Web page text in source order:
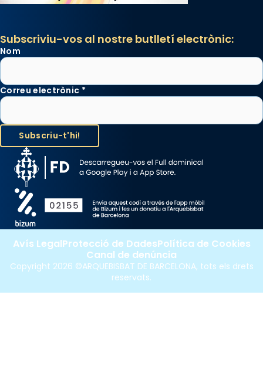
Subscriviu-vos al nostre butlletí electrònic:
Nom
Correu electrònic *
Copyright 2026 ©ARQUEBISBAT DE BARCELONA, tots els drets
reservats.
Avís LegalProtecció de DadesPolítica de Cookies
Canal de denúncia